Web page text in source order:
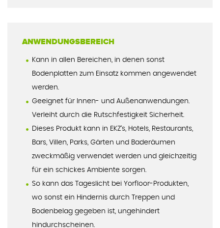
ANWENDUNGSBEREICH
Kann in allen Bereichen, in denen sonst
Bodenplatten zum Einsatz kommen angewendet
werden.
Geeignet für Innen- und Außenanwendungen.
Verleiht durch die Rutschfestigkeit Sicherheit.
Dieses Produkt kann in EKZ‘s, Hotels, Restaurants,
Bars, Villen, Parks, Gärten und Baderäumen
zweckmäßig verwendet werden und gleichzeitig
für ein schickes Ambiente sorgen.
So kann das Tageslicht bei Yorfloor-Produkten,
wo sonst ein Hindernis durch Treppen und
Bodenbelag gegeben ist, ungehindert
hindurchscheinen.